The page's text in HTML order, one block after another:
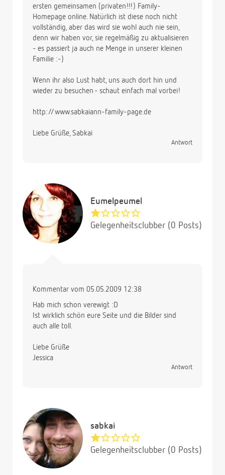
ersten gemeinsamen (privaten!!!) Family-
Homepage online. Natürlich ist diese noch nicht
vollständig, aber das wird sie wohl auch nie sein,
denn wir haben vor, sie regelmäßig zu aktualisieren
- es passiert ja auch ne Menge in unserer kleinen
Familie :-)
Wenn ihr also Lust habt, uns auch dort hin und
wieder zu besuchen - schaut einfach mal vorbei!
http://www.sabkaiann-family-page.de
Liebe Grüße, Sabkai
Antwort
Eumelpeumel
Gelegenheitsclubber (0 Posts)
Kommentar vom 05.05.2009 12:38
Hab mich schon verewigt :D
Ist wirklich schön eure Seite und die Bilder sind
auch alle toll.
Liebe Grüße
Jessica
Antwort
sabkai
Gelegenheitsclubber (0 Posts)